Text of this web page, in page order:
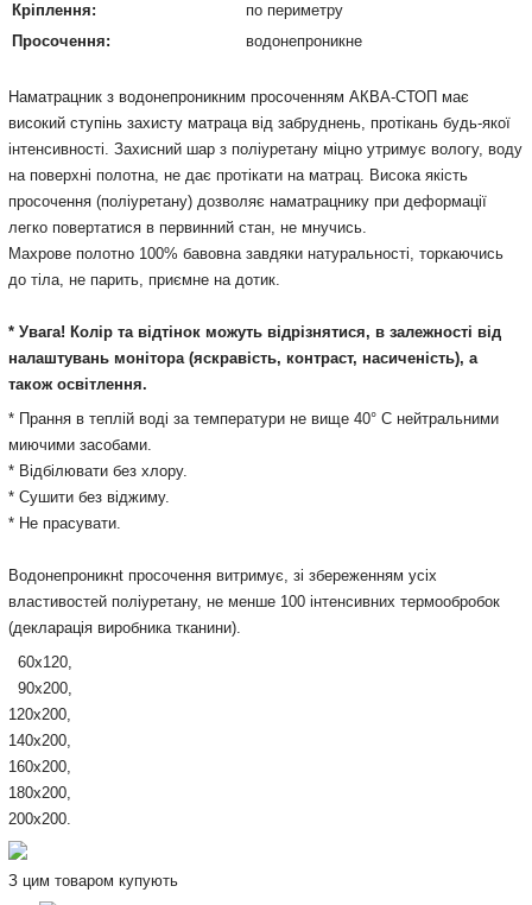
Кріплення:
по периметру
Просочення:
водонепроникне
Наматрацник з водонепроникним просоченням АКВА-СТОП має
високий ступінь захисту матраца від забруднень, протікань будь-якої
інтенсивності. Захисний шар з поліуретану міцно утримує вологу, воду
на поверхні полотна, не дає протікати на матрац. Висока якість
просочення (поліуретану) дозволяє наматрацнику при деформації
легко повертатися в первинний стан, не мнучись.
Махрове полотно 100% бавовна завдяки натуральності, торкаючись
до тіла, не парить, приємне на дотик.
* Увага! Колір та відтінок можуть відрізнятися, в залежності від
налаштувань монітора (яскравість, контраст, насиченість), а
також освітлення.
* Прання в теплій воді за температури не вище 40° С нейтральними
миючими засобами.
* Відбілювати без хлору.
* Сушити без віджиму.
* Не прасувати.
Водонепроникнt просочення витримує, зі збереженням усіх
властивостей поліуретану, не менше 100 інтенсивних термообробок
(декларація виробника тканини).
60х120,
90х200,
120х200,
140х200,
160х200,
180х200,
200х200.
З цим товаром купують